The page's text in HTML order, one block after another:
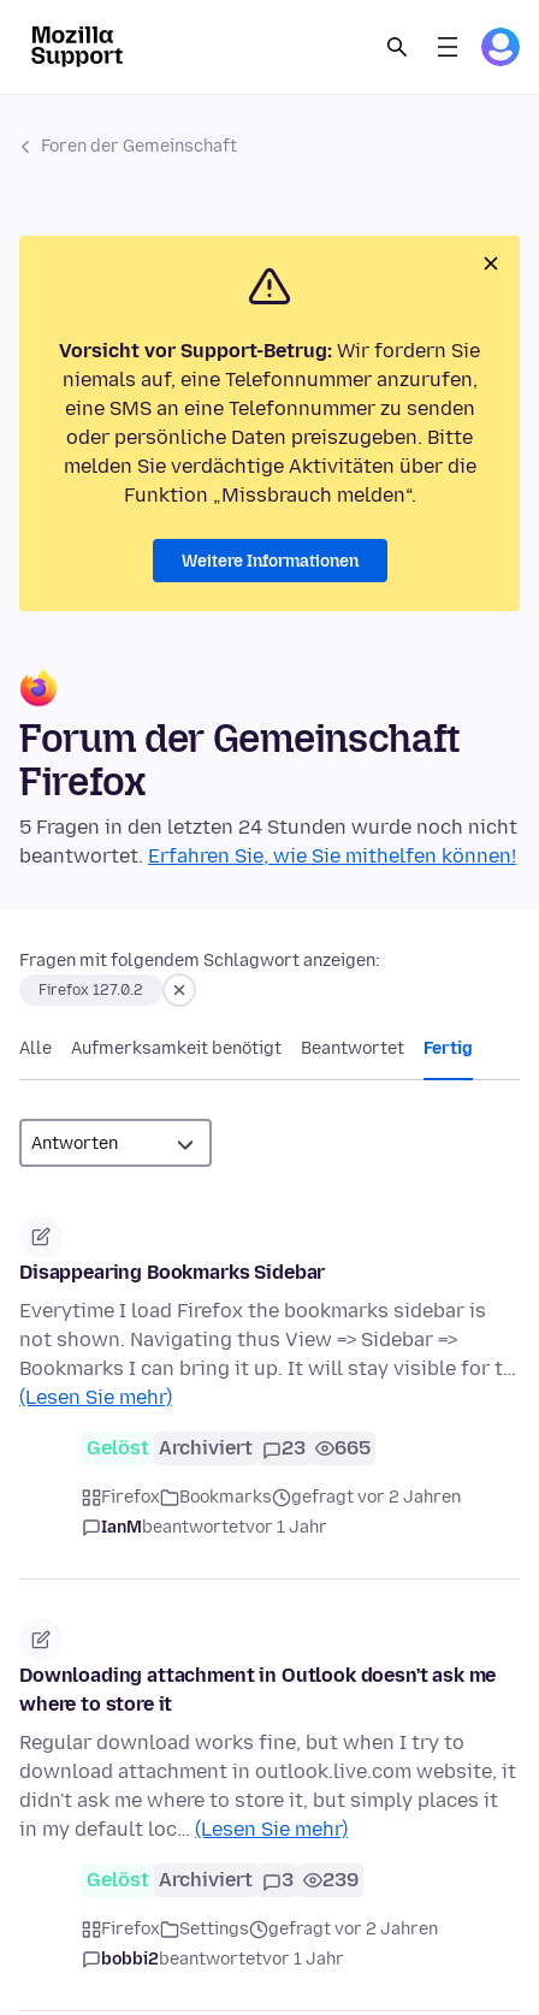
Foren der Gemeinschaft
Vorsicht vor Support-Betrug: Wir fordern Sie
niemals auf, eine Telefonnummer anzurufen,
eine SMS an eine Telefonnummer zu senden
oder persönliche Daten preiszugeben. Bitte
melden Sie verdächtige Aktivitäten über die
Funktion „Missbrauch melden“.
Weitere Informationen
Forum der Gemeinschaft
Firefox
5 Fragen in den letzten 24 Stunden wurde noch nicht
beantwortet. Erfahren Sie, wie Sie mithelfen können!
Fragen mit folgendem Schlagwort anzeigen:
Firefox 127.0.2
Alle Aufmerksamkeit benötigt Beantwortet Fertig
Disappearing Bookmarks Sidebar
Everytime I load Firefox the bookmarks sidebar is
not shown. Navigating thus View => Sidebar =>
Bookmarks I can bring it up. It will stay visible for t…
(Lesen Sie mehr)
Gelöst Archiviert 23 665
Firefox Bookmarks
gefragt vor 2 Jahren
IanMbeantwortetvor 1 Jahr
Downloading attachment in Outlook doesn't ask me
where to store it
Regular download works fine, but when I try to
download attachment in outlook.live.com website, it
didn't ask me where to store it, but simply places it
in my default loc… (Lesen Sie mehr)
Gelöst Archiviert 3 239
Firefox Settings
gefragt vor 2 Jahren
bobbi2beantwortetvor 1 Jahr